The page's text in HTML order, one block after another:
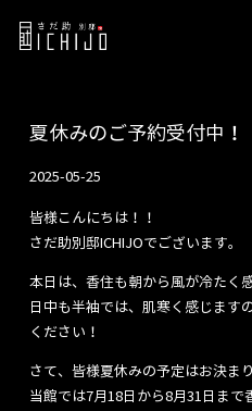
夏休みのご予約受付中！
2025-05-25
皆様こんにちは！！
さだ助別邸ICHIJOでございます。
本日は、香住も朝から風が冷たく
日中も半袖では、肌寒く感じます
ください！
さて、皆様夏休みの予定はお決ま
当館では7月18日から8月31日ま